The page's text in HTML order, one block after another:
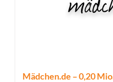
Mädchen.de – 0,20